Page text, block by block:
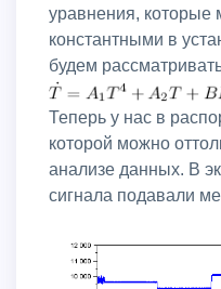
уравнения, которые
константными в
будем
Теперь у нас в
которой можно
анализе данных. В
сигнала подавали